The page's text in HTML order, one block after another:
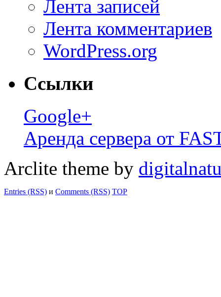
Лента записей
Лента комментариев
WordPress.org
Ссылки
Google+
Аренда сервера от
Arclite theme by
Entries (RSS) и Comments (RSS) TOP